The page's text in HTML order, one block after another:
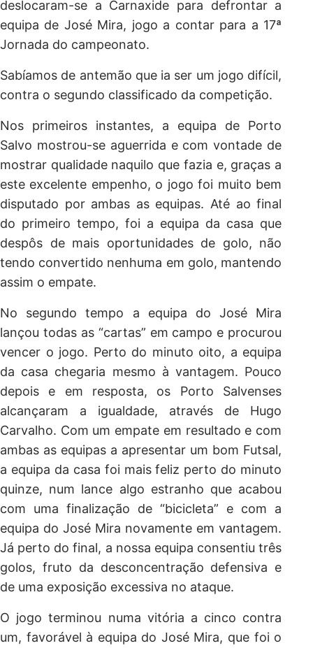
deslocaram-se a Carnaxide para defrontar a
equipa de José Mira, jogo a contar para a 17ª
Jornada do campeonato.
Sabíamos de antemão que ia ser um jogo difícil,
contra o segundo classificado da competição.
Nos primeiros instantes, a equipa de Porto
Salvo mostrou-se aguerrida e com vontade de
mostrar qualidade naquilo que fazia e, graças a
este excelente empenho, o jogo foi muito bem
disputado por ambas as equipas. Até ao final
do primeiro tempo, foi a equipa da casa que
despôs de mais oportunidades de golo, não
tendo convertido nenhuma em golo, mantendo
assim o empate.
No segundo tempo a equipa do José Mira
lançou todas as “cartas” em campo e procurou
vencer o jogo. Perto do minuto oito, a equipa
da casa chegaria mesmo à vantagem. Pouco
depois e em resposta, os Porto Salvenses
alcançaram a igualdade, através de Hugo
Carvalho. Com um empate em resultado e com
ambas as equipas a apresentar um bom Futsal,
a equipa da casa foi mais feliz perto do minuto
quinze, num lance algo estranho que acabou
com uma finalização de “bicicleta” e com a
equipa do José Mira novamente em vantagem.
Já perto do final, a nossa equipa consentiu três
golos, fruto da desconcentração defensiva e
de uma exposição excessiva no ataque.
O jogo terminou numa vitória a cinco contra
um, favorável à equipa do José Mira, que foi o